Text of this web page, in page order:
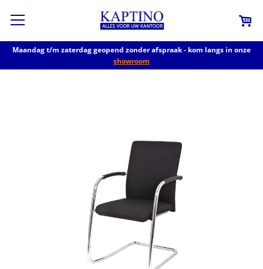
Maandag t/m zaterdag geopend zonder afspraak - kom langs in onze
showroom